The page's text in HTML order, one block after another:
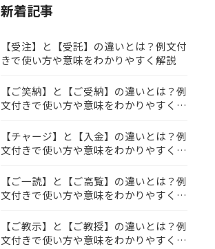
新着記事
【受注】と【受託】の違いとは？例文付
きで使い方や意味をわかりやすく解説
【ご笑納】と【ご受納】の違いとは？例
文付きで使い方や意味をわかりやすく解
【チャージ】と【入金】の違いとは？例
文付きで使い方や意味をわかりやすく解
【ご一読】と【ご高覧】の違いとは？例
文付きで使い方や意味をわかりやすく解
【ご教示】と【ご教授】の違いとは？例
文付きで使い方や意味をわかりやすく解